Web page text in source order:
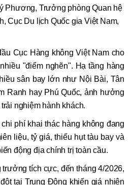
Phương, Trưởng phòng Quan hệ
Cục Du lịch Quốc gia Việt Nam,
Cục Hàng không Việt Nam cho
"điểm nghẽn". Hạ tầng hàng
sân bay lớn như Nội Bài, Tân
Ranh hay Phú Quốc, ảnh hưởng
nghiệm hành khách.
phí khai thác hàng không đang
liệu, tỷ giá, thiếu hụt tàu bay và
động địa chính trị toàn cầu.
tích cực, đến tháng 4/2026,
tại Trung Đông khiến giá nhiên